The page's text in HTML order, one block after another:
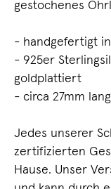
gestochenes
- handgefertigt
- 925er
goldplattiert
- circa 27mm lang
Jedes unserer
zertifizierten
Hause. Unser